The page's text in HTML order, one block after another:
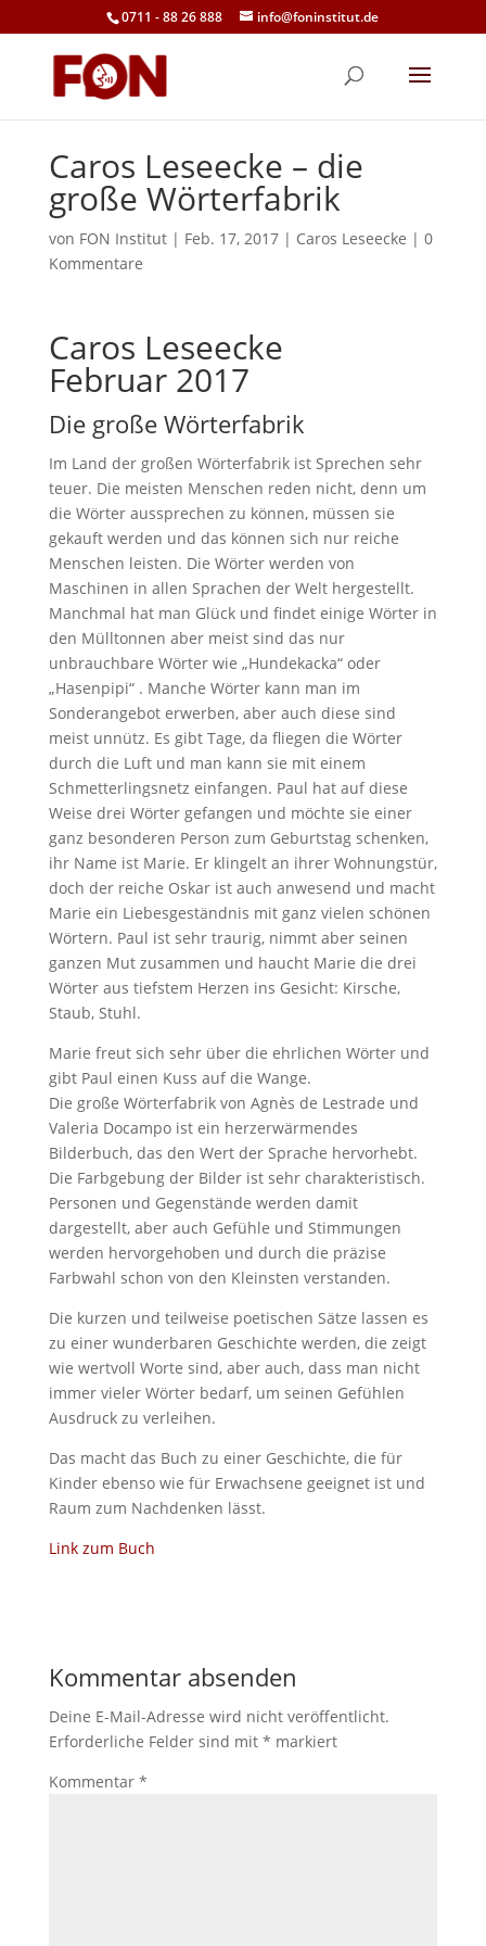
0711 - 88 26 888 info@foninstitut.de
Caros Leseecke – die
große Wörterfabrik
von FON Institut| Feb. 17, 2017| Caros Leseecke | 0
Kommentare
Caros Leseecke
Februar 2017
Die große Wörterfabrik
Im Land der großen Wörterfabrik ist Sprechen sehr
teuer. Die meisten Menschen reden nicht, denn um
die Wörter aussprechen zu können, müssen sie
gekauft werden und das können sich nur reiche
Menschen leisten. Die Wörter werden von
Maschinen in allen Sprachen der Welt hergestellt.
Manchmal hat man Glück und findet einige Wörter in
den Mülltonnen aber meist sind das nur
unbrauchbare Wörter wie „Hundekacka“ oder
„Hasenpipi“ . Manche Wörter kann man im
Sonderangebot erwerben, aber auch diese sind
meist unnütz. Es gibt Tage, da fliegen die Wörter
durch die Luft und man kann sie mit einem
Schmetterlingsnetz einfangen. Paul hat auf diese
Weise drei Wörter gefangen und möchte sie einer
ganz besonderen Person zum Geburtstag schenken,
ihr Name ist Marie. Er klingelt an ihrer Wohnungstür,
doch der reiche Oskar ist auch anwesend und macht
Marie ein Liebesgeständnis mit ganz vielen schönen
Wörtern. Paul ist sehr traurig, nimmt aber seinen
ganzen Mut zusammen und haucht Marie die drei
Wörter aus tiefstem Herzen ins Gesicht: Kirsche,
Staub, Stuhl.
Marie freut sich sehr über die ehrlichen Wörter und
gibt Paul einen Kuss auf die Wange.
Die große Wörterfabrik von Agnès de Lestrade und
Valeria Docampo ist ein herzerwärmendes
Bilderbuch, das den Wert der Sprache hervorhebt.
Die Farbgebung der Bilder ist sehr charakteristisch.
Personen und Gegenstände werden damit
dargestellt, aber auch Gefühle und Stimmungen
werden hervorgehoben und durch die präzise
Farbwahl schon von den Kleinsten verstanden.
Die kurzen und teilweise poetischen Sätze lassen es
zu einer wunderbaren Geschichte werden, die zeigt
wie wertvoll Worte sind, aber auch, dass man nicht
immer vieler Wörter bedarf, um seinen Gefühlen
Ausdruck zu verleihen.
Das macht das Buch zu einer Geschichte, die für
Kinder ebenso wie für Erwachsene geeignet ist und
Raum zum Nachdenken lässt.
Link zum Buch
Kommentar absenden
Deine E-Mail-Adresse wird nicht veröffentlicht.
Erforderliche Felder sind mit * markiert
Kommentar *